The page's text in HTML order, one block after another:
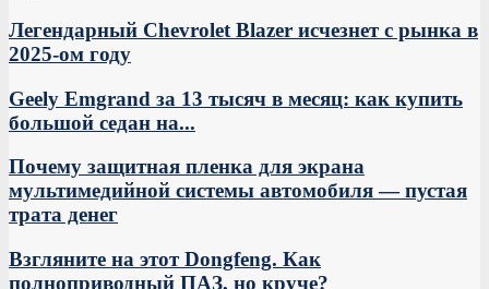
Легендарный Chevrolet Blazer исчезнет с рынка в
2025-ом году
Geely Emgrand за 13 тысяч в месяц: как купить
большой седан на...
Почему защитная пленка для экрана
мультимедийной системы автомобиля — пустая
трата денег
Взгляните на этот Dongfeng. Как
полноприводный ПАЗ, но круче?